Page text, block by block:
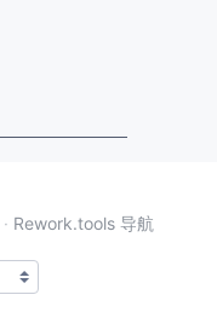
· Rework.tools 导航